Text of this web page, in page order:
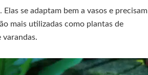
se adaptam bem a vasos e precisam
mais utilizadas como plantas de
varandas.